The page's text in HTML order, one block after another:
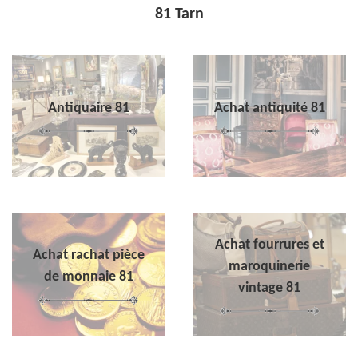
81 Tarn
Antiquaire 81 Achat antiquité 81
Achat rachat pièce
de monnaie 81
Achat fourrures et
maroquinerie
vintage 81